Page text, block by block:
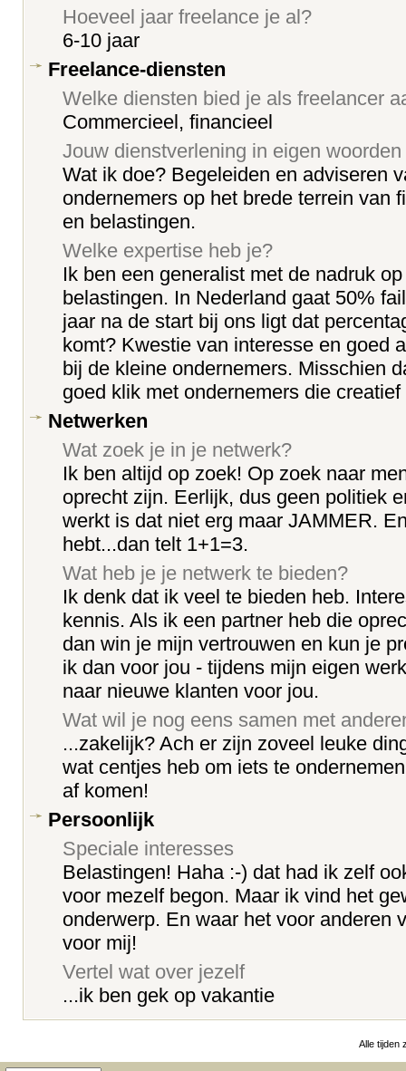
Hoeveel jaar freelance je al?
6-10 jaar
Freelance-diensten
Welke diensten bied je als freelancer
Commercieel, financieel
Jouw dienstverlening in eigen woorden
Wat ik doe? Begeleiden en adviseren
ondernemers op het brede terrein van
en belastingen.
Welke expertise heb je?
Ik ben een generalist met de nadruk
belastingen. In Nederland gaat 50%
jaar na de start bij ons ligt dat
komt? Kwestie van interesse en goed
bij de kleine ondernemers. Misschien
goed klik met ondernemers die
Netwerken
Wat zoek je in je netwerk?
Ik ben altijd op zoek! Op zoek naar
oprecht zijn. Eerlijk, dus geen politiek
werkt is dat niet erg maar JAMMER.
hebt...dan telt 1+1=3.
Wat heb je je netwerk te bieden?
Ik denk dat ik veel te bieden heb.
kennis. Als ik een partner heb die
dan win je mijn vertrouwen en kun je
ik dan voor jou - tijdens mijn eigen
naar nieuwe klanten voor jou.
Wat wil je nog eens samen met
...zakelijk? Ach er zijn zoveel leuke
wat centjes heb om iets te
af komen!
Persoonlijk
Speciale interesses
Belastingen! Haha :-) dat had ik zelf
voor mezelf begon. Maar ik vind het
onderwerp. En waar het voor anderen
voor mij!
Vertel wat over jezelf
...ik ben gek op vakantie
Alle tijden